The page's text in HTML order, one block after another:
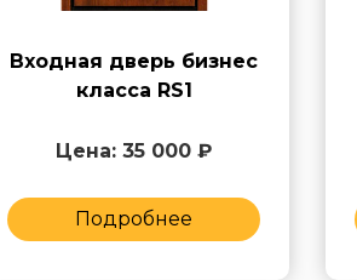
Входная дверь бизнес
класса RS1
Цена: 35 000 ₽
Подробнее